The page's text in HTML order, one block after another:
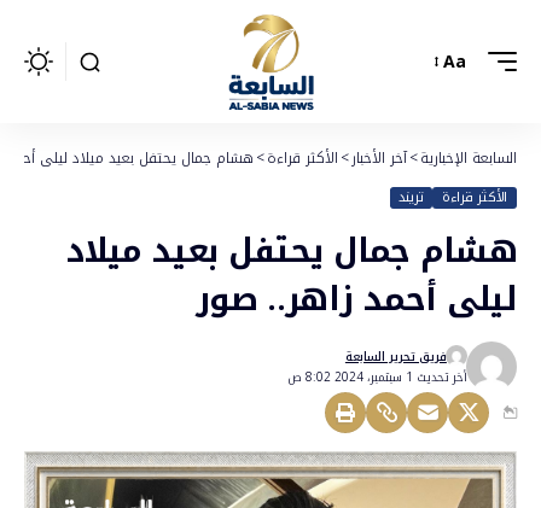
Aa
السابعة الإخبارية>آخر الأخبار>الأكثر قراءة>هشام جمال يحتفل بعيد ميلاد ليلى أحمد
الأكثر قراءة تريند
هشام جمال يحتفل بعيد ميلاد
ليلى أحمد زاهر.. صور
أخر تحديث 1 سبتمبر، 2024 8:02 ص
فريق تحرير السابعة